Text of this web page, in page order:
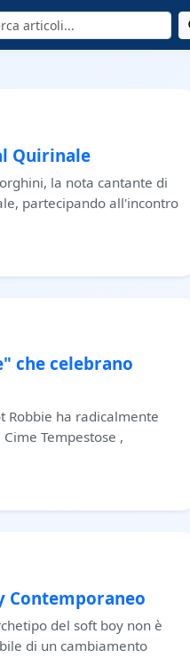
Quirinale
la nota cantante di
partecipando all'incontro
che celebrano
Robbie ha radicalmente
Tempestose ,
Contemporaneo
del soft boy non è
di un cambiamento